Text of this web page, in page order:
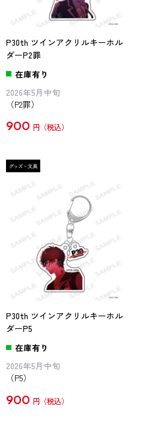
P30th ツインアクリルキーホル
ダーP2罪
在庫有り
2026年5月中旬
（P2罪）
900 円
P30th ツインアクリルキーホル
ダーP5
在庫有り
2026年5月中旬
（P5）
900 円